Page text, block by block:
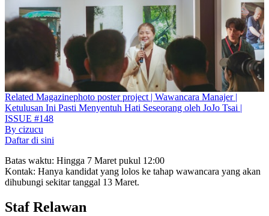
Related Magazinephoto poster project | Wawancara Manajer |
Ketulusan Ini Pasti Menyentuh Hati Seseorang oleh JoJo Tsai |
ISSUE #148
By cizucu
Daftar di sini
Batas waktu: Hingga 7 Maret pukul 12:00
Kontak: Hanya kandidat yang lolos ke tahap wawancara yang akan
dihubungi sekitar tanggal 13 Maret.
Staf Relawan